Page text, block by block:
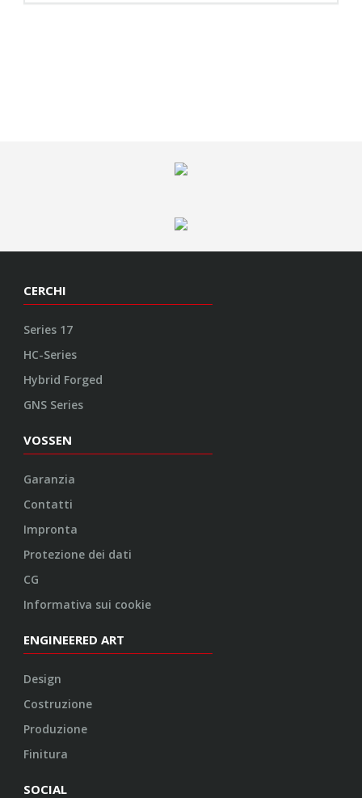
CERCHI
Series 17
HC-Series
Hybrid Forged
GNS Series
VOSSEN
Garanzia
Contatti
Impronta
Protezione dei dati
CG
Informativa sui cookie
ENGINEERED ART
Design
Costruzione
Produzione
Finitura
SOCIAL